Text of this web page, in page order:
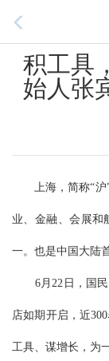
积工具
始人张
上海，简称“沪”
业、金融、会展和
一。也是中国大陆
6月22日，国民
店如期开启，近
工具、谋增长，为